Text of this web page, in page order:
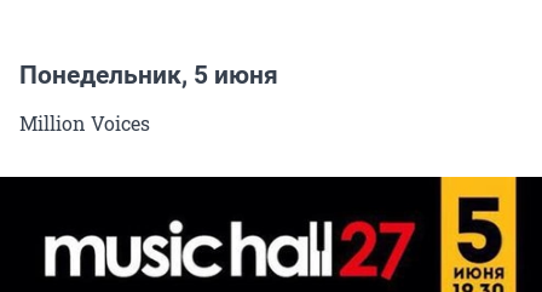
Понедельник, 5 июня
Million Voices